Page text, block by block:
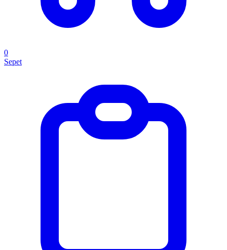
0
Sepet